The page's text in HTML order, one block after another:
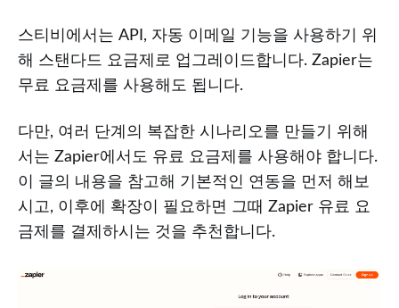
스티비에서는 API, 자동 이메일 기능을 사용하기 위
해 스탠다드 요금제로 업그레이드합니다. Zapier는
무료 요금제를 사용해도 됩니다.
다만, 여러 단계의 복잡한 시나리오를 만들기 위해
서는 Zapier에서도 유료 요금제를 사용해야 합니다.
이 글의 내용을 참고해 기본적인 연동을 먼저 해보
시고, 이후에 확장이 필요하면 그때 Zapier 유료 요
금제를 결제하시는 것을 추천합니다.